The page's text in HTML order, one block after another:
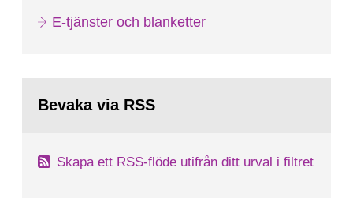
E-tjänster och blanketter
Bevaka via RSS
Skapa ett RSS-flöde utifrån ditt urval i filtret